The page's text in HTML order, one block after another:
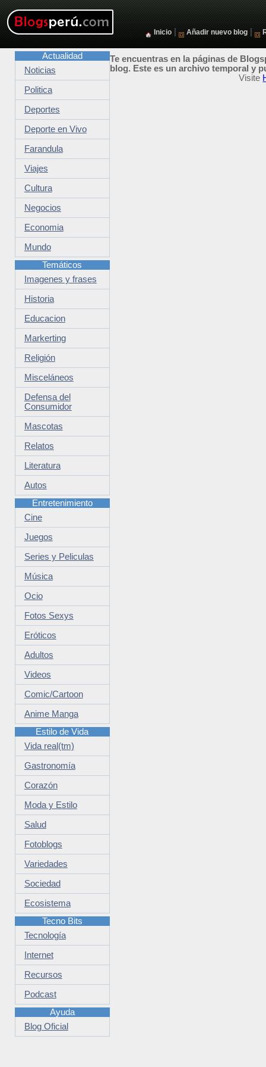
Inicio Añadir nuevo blog
Te encuentras en la páginas de
blog. Este es un archivo temporal y
Visite
Actualidad
Noticias
Politica
Deportes
Deporte en Vivo
Farandula
Viajes
Cultura
Negocios
Economia
Mundo
Temáticos
Imagenes y frases
Historia
Educacion
Markerting
Religión
Misceláneos
Defensa del
Consumidor
Mascotas
Relatos
Literatura
Autos
Entretenimiento
Cine
Juegos
Series y Peliculas
Música
Ocio
Fotos Sexys
Eróticos
Adultos
Videos
Comic/Cartoon
Anime Manga
Estilo de Vida
Vida real(tm)
Gastronomía
Corazón
Moda y Estilo
Salud
Fotoblogs
Variedades
Sociedad
Ecosistema
Tecno Bits
Tecnología
Internet
Recursos
Podcast
Ayuda
Blog Oficial